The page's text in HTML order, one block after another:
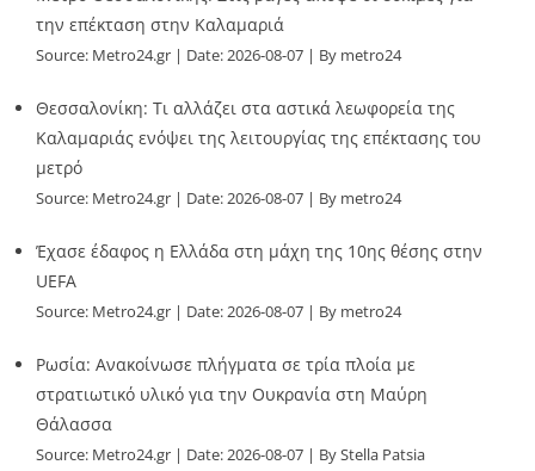
την επέκταση στην Καλαμαριά
Source: Metro24.gr Date: 2026-08-07 By metro24
Θεσσαλονίκη: Τι αλλάζει στα αστικά λεωφορεία της
Καλαμαριάς ενόψει της λειτουργίας της επέκτασης του
μετρό
Source: Metro24.gr Date: 2026-08-07 By metro24
Έχασε έδαφος η Ελλάδα στη μάχη της 10ης θέσης στην
UEFA
Source: Metro24.gr Date: 2026-08-07 By metro24
Ρωσία: Ανακοίνωσε πλήγματα σε τρία πλοία με
στρατιωτικό υλικό για την Ουκρανία στη Μαύρη
Θάλασσα
Source: Metro24.gr Date: 2026-08-07 By Stella Patsia